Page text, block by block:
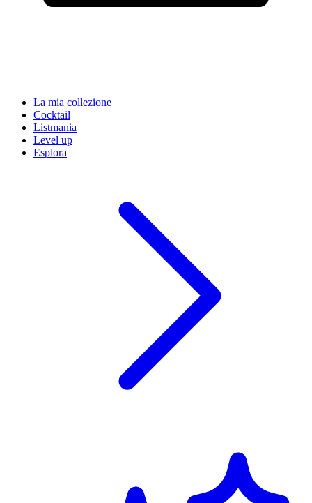
La mia collezione
Cocktail
Listmania
Level up
Esplora